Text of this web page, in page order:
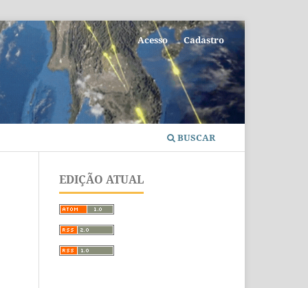
BUSCAR
Acesso Cadastro
EDIÇÃO ATUAL